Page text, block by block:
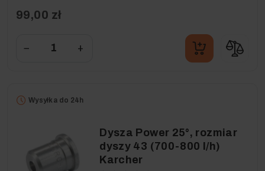
99,00 zł
− +
Wysyłka do 24h
Dysza Power 25°, rozmiar
dyszy 43 (700-800 l/h)
Karcher